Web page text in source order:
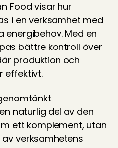
Food visar hur
i en verksamhet med
energibehov. Med en
bättre kontroll över
produktion och
effektivt.
naturlig del av den
ett komplement, utan
verksamhetens